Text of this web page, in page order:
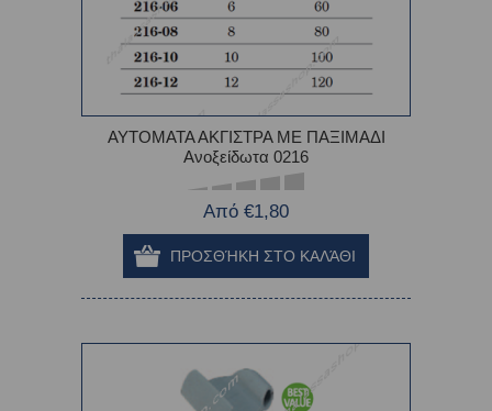
ΑΥΤΟΜΑΤΑ ΑΚΓΙΣΤΡΑ ΜΕ ΠΑΞΙΜΑΔΙ
Ανοξείδωτα 0216
Από €1,80